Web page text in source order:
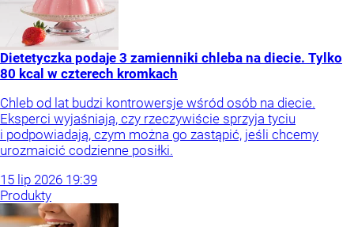
Dietetyczka podaje 3 zamienniki chleba na diecie. Tylko
80 kcal w czterech kromkach
Chleb od lat budzi kontrowersje wśród osób na diecie.
Eksperci wyjaśniają, czy rzeczywiście sprzyja tyciu
i podpowiadają, czym można go zastąpić, jeśli chcemy
urozmaicić codzienne posiłki.
15 lip 2026 19:39
Produkty